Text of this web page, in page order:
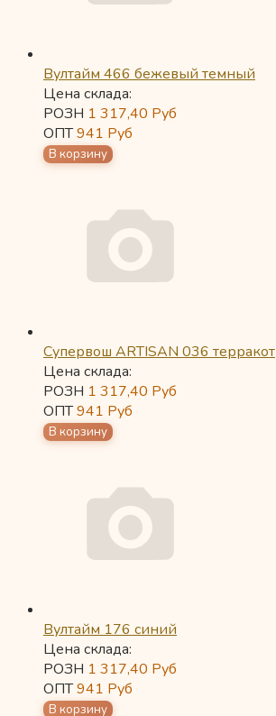
Вултайм 466 бежевый темный
Цена склада:
РОЗН 1 317,40 Руб
ОПТ941 Руб
Супервош ARTISAN 036 терракот
Цена склада:
РОЗН 1 317,40 Руб
ОПТ941 Руб
Вултайм 176 синий
Цена склада:
РОЗН 1 317,40 Руб
ОПТ941 Руб